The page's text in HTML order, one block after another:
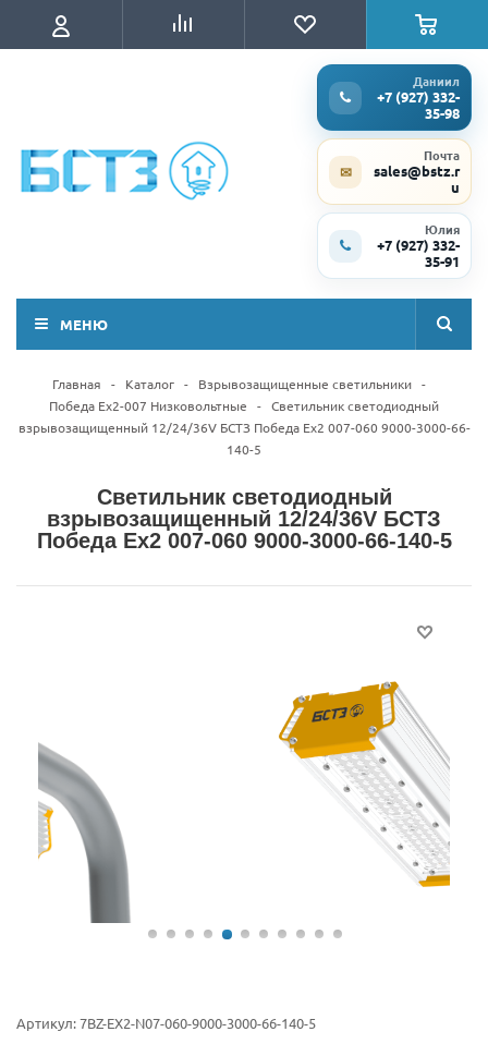
Даниил
+7 (927) 332-
35-98
✉
Почта
sales@bstz.r
u
Юлия
+7 (927) 332-
35-91
МЕНЮ
Главная - Каталог - Взрывозащищенные светильники -
Победа Ex2-007 Низковольтные
- Светильник светодиодный
взрывозащищенный 12/24/36V БСТЗ Победа Ex2 007-060 9000-3000-66-
140-5
Светильник светодиодный
взрывозащищенный 12/24/36V БСТЗ
Победа Ex2 007-060 9000-3000-66-140-5
Артикул:7BZ-EX2-N07-060-9000-3000-66-140-5